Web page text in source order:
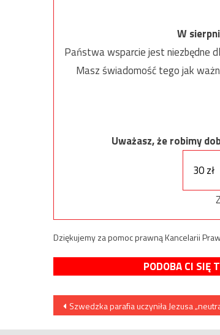
W
Państwa wsparcie jest niezbędne
Masz świadomość tego jak
Uważasz, że robimy
30 zł
Dziękujemy za pomoc prawną Kancelarii
PODOBA CI SIĘ
Nawigacja
Szwedzka parafia uczyniła Jezusa